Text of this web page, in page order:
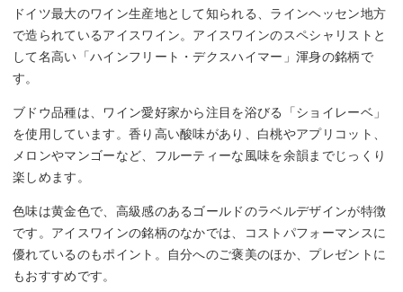
ドイツ最大のワイン生産地として知られる、ラインヘッセン地方
で造られているアイスワイン。アイスワインのスペシャリストと
して名高い「ハインフリート・デクスハイマー」渾身の銘柄で
す。
ブドウ品種は、ワイン愛好家から注目を浴びる「ショイレーベ」
を使用しています。香り高い酸味があり、白桃やアプリコット、
メロンやマンゴーなど、フルーティーな風味を余韻までじっくり
楽しめます。
色味は黄金色で、高級感のあるゴールドのラベルデザインが特徴
です。アイスワインの銘柄のなかでは、コストパフォーマンスに
優れているのもポイント。自分へのご褒美のほか、プレゼントに
もおすすめです。